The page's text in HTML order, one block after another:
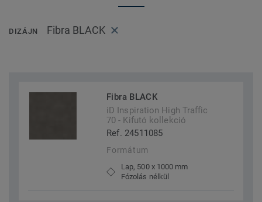
DIZÁJN Fibra BLACK
Fibra BLACK
iD Inspiration High Traffic
70 - Kifutó kollekció
Ref. 24511085
Formátum
Lap, 500 x 1000 mm
Fózolás nélkül